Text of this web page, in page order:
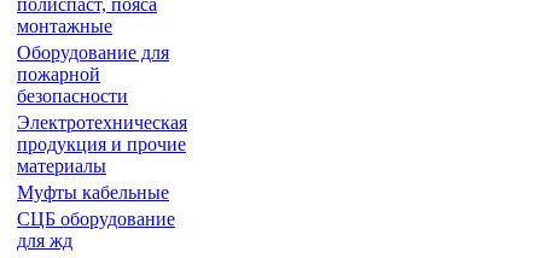
полиспаст, пояса
монтажные
Оборудование для
пожарной
безопасности
Электротехническая
продукция и прочие
материалы
Муфты кабельные
СЦБ оборудование
для жд